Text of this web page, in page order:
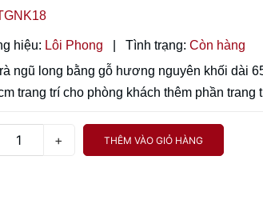
hiệu: Lôi Phong Tình trạng: Còn hàng
ngũ long bằng gỗ hương nguyên khối dài
trang trí cho phòng khách thêm phần trang
+ THÊM VÀO GIỎ HÀNG